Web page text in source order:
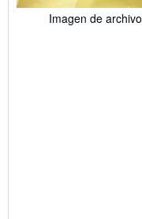
Imagen de archivo